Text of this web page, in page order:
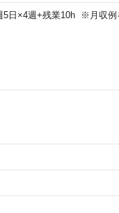
日×4週+残業10h ※月収例